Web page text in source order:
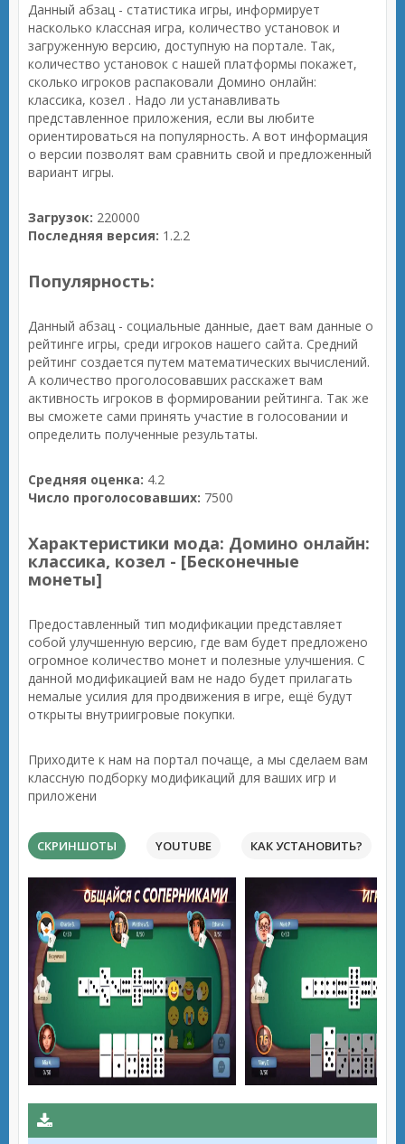
Данный абзац - статистика игры, информирует
насколько классная игра, количество установок и
загруженную версию, доступную на портале. Так,
количество установок с нашей платформы покажет,
сколько игроков распаковали Домино онлайн:
классика, козел . Надо ли устанавливать
представленное приложения, если вы любите
ориентироваться на популярность. А вот информация
о версии позволят вам сравнить свой и предложенный
вариант игры.
Загрузок: 220000
Последняя версия: 1.2.2
Популярность:
Данный абзац - социальные данные, дает вам данные о
рейтинге игры, среди игроков нашего сайта. Средний
рейтинг создается путем математических вычислений.
А количество проголосовавших расскажет вам
активность игроков в формировании рейтинга. Так же
вы сможете сами принять участие в голосовании и
определить полученные результаты.
Средняя оценка: 4.2
Число проголосовавших: 7500
Характеристики мода: Домино онлайн:
классика, козел - [Бесконечные
монеты]
Предоставленный тип модификации представляет
собой улучшенную версию, где вам будет предложено
огромное количество монет и полезные улучшения. С
данной модификацией вам не надо будет прилагать
немалые усилия для продвижения в игре, ещё будут
открыты внутриигровые покупки.
Приходите к нам на портал почаще, а мы сделаем вам
классную подборку модификаций для ваших игр и
приложени
СКРИНШОТЫ YOUTUBE КАК УСТАНОВИТЬ?